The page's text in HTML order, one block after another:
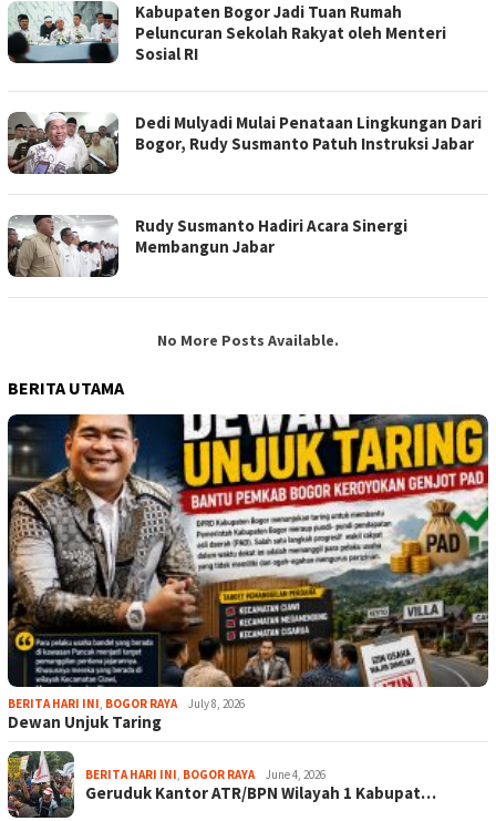
Kabupaten Bogor Jadi Tuan Rumah
Peluncuran Sekolah Rakyat oleh Menteri
Sosial RI
Dedi Mulyadi Mulai Penataan Lingkungan Dari
Bogor, Rudy Susmanto Patuh Instruksi Jabar
Rudy Susmanto Hadiri Acara Sinergi
Membangun Jabar
No More Posts Available.
BERITA UTAMA
BERITA HARI INI, BOGOR RAYA July 8, 2026
Dewan Unjuk Taring
BERITA HARI INI, BOGOR RAYA June 4, 2026
Geruduk Kantor ATR/BPN Wilayah 1 Kabupat…